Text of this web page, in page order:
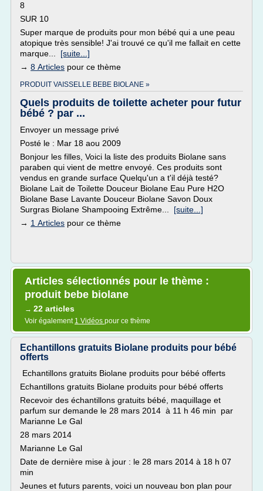
8
SUR 10
Super marque de produits pour mon bébé qui a une peau
atopique très sensible! J'ai trouvé ce qu'il me fallait en cette
marque... [suite...]
→ 8 Articles pour ce thème
PRODUIT VAISSELLE BEBE BIOLANE »
Quels produits de toilette acheter pour futur
bébé ? par ...
Envoyer un message privé
Posté le : Mar 18 aou 2009
Bonjour les filles, Voici la liste des produits Biolane sans
paraben qui vient de mettre envoyé. Ces produits sont
vendus en grande surface Quelqu'un a t'il déjà testé?
Biolane Lait de Toilette Douceur Biolane Eau Pure H2O
Biolane Base Lavante Douceur Biolane Savon Doux
Surgras Biolane Shampooing Extrême... [suite...]
→ 1 Articles pour ce thème
Articles sélectionnés pour le thème :
produit bebe biolane
→ 22 articles
Voir également 1 Vidéos pour ce thème
Echantillons gratuits Biolane produits pour bébé
offerts
Echantillons gratuits Biolane produits pour bébé offerts
Echantillons gratuits Biolane produits pour bébé offerts
Recevoir des échantillons gratuits bébé, maquillage et
parfum sur demande le 28 mars 2014 à 11 h 46 min par
Marianne Le Gal
28 mars 2014
Marianne Le Gal
Date de dernière mise à jour : le 28 mars 2014 à 18 h 07
min
Jeunes et futurs parents, voici un nouveau bon plan pour